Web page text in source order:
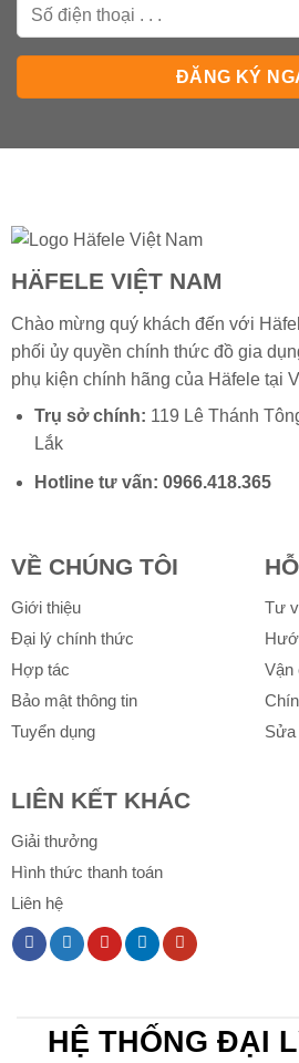
HÄFELE VIỆT NAM
Chào mừng quý khách đến với
phối ủy quyền chính thức đồ gia
phụ kiện chính hãng của Häfeletại
Trụ sở chính: 119 Lê Thánh
Lắk
Hotline tư vấn: 0966.418.365
VỀ CHÚNG TÔI
Giới thiệu
Đại lý chính thức
Hợp tác
Bảo mật thông tin
Tuyển dụng
Tư
Vận
LIÊN KẾT KHÁC
Giải thưởng
Hình thức thanh toán
Liên hệ
HỆ THỐNG ĐẠI